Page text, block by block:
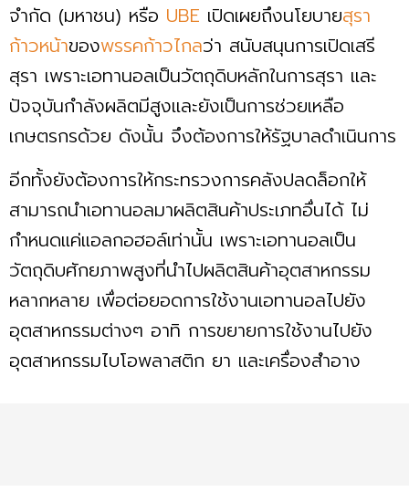
จำกัด (มหาชน) หรือ UBE เปิดเผยถึงนโยบายสุรา
ก้าวหน้าของพรรคก้าวไกลว่า สนับสนุนการเปิดเสรี
สุรา เพราะเอทานอลเป็นวัตถุดิบหลักในการสุรา และ
ปัจจุบันกำลังผลิตมีสูงและยังเป็นการช่วยเหลือ
เกษตรกรด้วย ดังนั้น จึงต้องการให้รัฐบาลดำเนินการ
อีกทั้งยังต้องการให้กระทรวงการคลังปลดล็อกให้
สามารถนำเอทานอลมาผลิตสินค้าประเภทอื่นได้ ไม่
กำหนดแค่แอลกอฮอล์เท่านั้น เพราะเอทานอลเป็น
วัตถุดิบศักยภาพสูงที่นำไปผลิตสินค้าอุตสาหกรรม
หลากหลาย เพื่อต่อยอดการใช้งานเอทานอลไปยัง
อุตสาหกรรมต่างๆ อาทิ การขยายการใช้งานไปยัง
อุตสาหกรรมไบโอพลาสติก ยา และเครื่องสำอาง